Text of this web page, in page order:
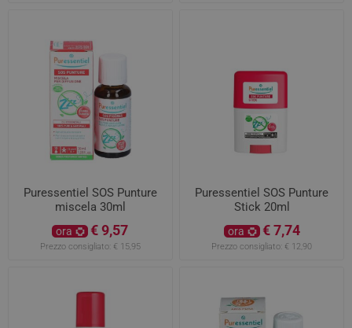
Puressentiel SOS Punture
miscela 30ml
ora € 9,57
Prezzo consigliato: € 15,95
Puressentiel SOS Punture
Stick 20ml
ora € 7,74
Prezzo consigliato: € 12,90